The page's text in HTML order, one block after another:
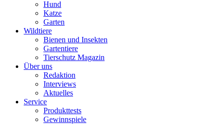
Hund
Katze
Garten
Wildtiere
Bienen und Insekten
Gartentiere
Tierschutz Magazin
Über uns
Redaktion
Interviews
Aktuelles
Service
Produkttests
Gewinnspiele